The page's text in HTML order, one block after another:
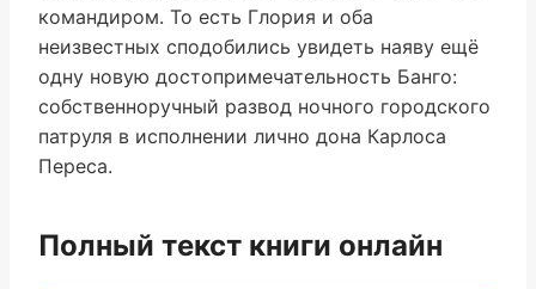
командиром. То есть Глория и оба
неизвестных сподобились увидеть наяву ещё
одну новую достопримечательность Банго:
собственноручный развод ночного городского
патруля в исполнении лично дона Карлоса
Переса.
Полный текст книги онлайн